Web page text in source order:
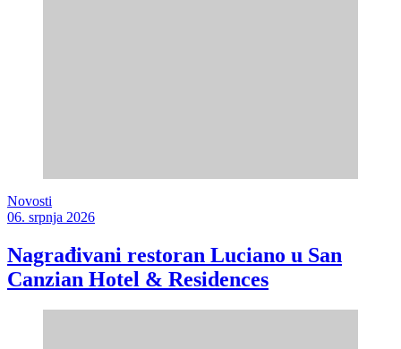
Novosti
06. srpnja 2026
Nagrađivani restoran Luciano u San
Canzian Hotel & Residences